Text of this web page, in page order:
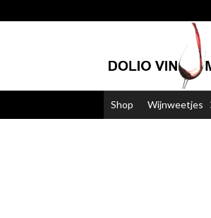
to
Shop Wijnweetjes